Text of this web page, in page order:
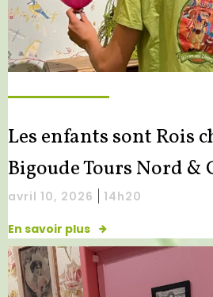
Les enfants sont Rois
Bigoude Tours Nord &
avril 10, 2026 14h20
En savoir plus